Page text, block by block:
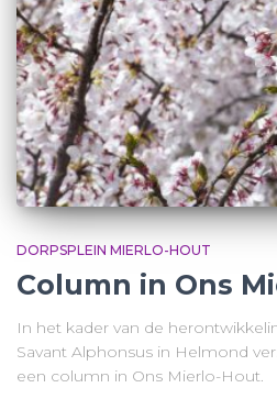
DORPSPLEIN MIERLO-HOUT
Column in Ons
In het kader van de
Savant Alphonsus in Helmond
een column in Ons Mierlo-Hout.